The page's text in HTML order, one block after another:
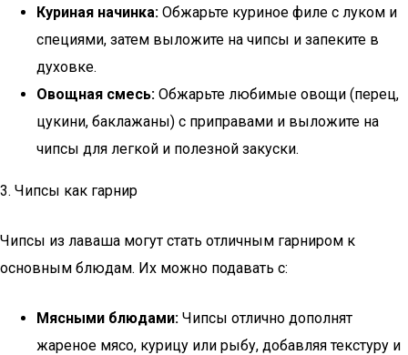
Куриная начинка: Обжарьте куриное филе с луком и
специями, затем выложите на чипсы и запеките в
духовке.
Овощная смесь: Обжарьте любимые овощи (перец,
цукини, баклажаны) с приправами и выложите на
чипсы для легкой и полезной закуски.
3. Чипсы как гарнир
Чипсы из лаваша могут стать отличным гарниром к
основным блюдам. Их можно подавать с:
Мясными блюдами: Чипсы отлично дополнят
жареное мясо, курицу или рыбу, добавляя текстуру и